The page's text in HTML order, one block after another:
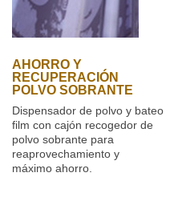
AHORRO Y
RECUPERACIÓN
POLVO SOBRANTE
Dispensador de polvo y bateo
film con cajón recogedor de
polvo sobrante para
reaprovechamiento y
máximo ahorro.